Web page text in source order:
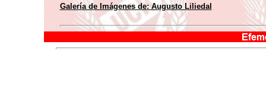
Galería de Imágenes de: Augusto Liliedal